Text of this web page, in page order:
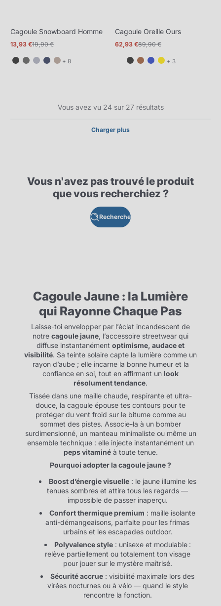
Cagoule Snowboard Homme
Prix
13,93 €
Prix
19,90 €
+ 8et
Cagoule Oreille Ours
Prix
62,93 €
Prix
89,90 €
+ 3et
Vous avez vu 24 sur 27 résultats
Charger plus
Vous n'avez pas trouvé le produit
que vous recherchiez ?
Recherche
Cagoule Jaune : la Lumière
qui Rayonne Chaque Pas
Laisse-toi envelopper par l’éclat incandescent de
notre cagoule jaune, l’accessoire streetwear qui
diffuse instantanément optimisme, audace et
visibilité. Sa teinte solaire capte la lumière comme un
rayon d’aube ; elle incarne la bonne humeur et la
confiance en soi, tout en affirmant un look
résolument tendance.
Tissée dans une maille chaude, respirante et ultra-
douce, la cagoule épouse tes contours pour te
protéger du vent froid sur le bitume comme au
sommet des pistes. Associe-la à un bomber
surdimensionné, un manteau minimaliste ou même un
ensemble technique : elle injecte instantanément un
peps vitaminéà toute tenue.
Pourquoi adopter la cagoule jaune ?
Boost d’énergie visuelle: le jaune illumine les
tenues sombres et attire tous les regards —
impossible de passer inaperçu.
Confort thermique premium : maille isolante
anti-démangeaisons, parfaite pour les frimas
urbains et les escapades outdoor.
Polyvalence style: unisexe et modulable :
relève partiellement ou totalement ton visage
pour jouer sur le mystère maîtrisé.
Sécurité accrue : visibilité maximale lors des
virées nocturnes ou à vélo — quand le style
rencontre la fonction.